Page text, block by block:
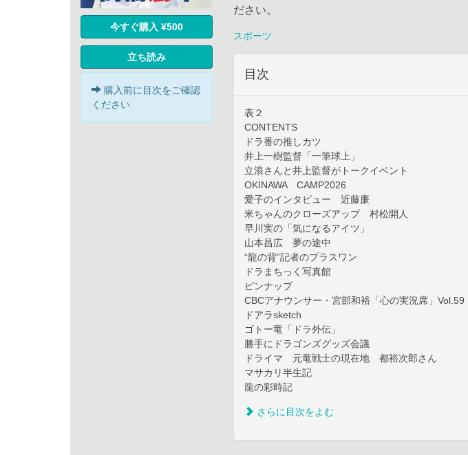
今すぐ購入 ¥500
立ち読み
購入前に目次をご確認
ください
ださい。
スポーツ
目次
表２
CONTENTS
ドラ番の推しカツ
井上一樹監督「一筆球上」
立浪さんと井上監督がトークイベント
OKINAWA CAMP2026
愛子のインタビュー 近藤廉
米ちゃんのクローズアップ 村松開人
早川実の「気になるアイツ」
山本昌広 夢の途中
“龍の背”記者のプラスワン
ドラまちっく写真館
ピンナップ
CBCアナウンサー・宮部和裕「心の実況席」Vol.59
ドアラsketch
ゴトー竜「ドラ外伝」
勝手にドラゴンズグッズ会議
ドライマ 元竜戦士の現在地 都裕次郎さん
マサカリ半生記
龍の彩時記
さらに目次をよむ